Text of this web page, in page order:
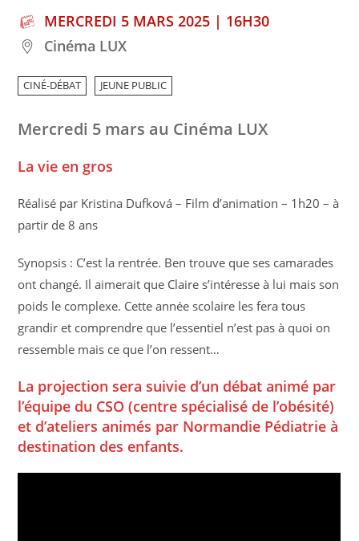
MERCREDI 5 MARS 2025 | 16H30
Cinéma LUX
CINÉ-DÉBAT JEUNE PUBLIC
Mercredi 5 mars au Cinéma LUX
La vie en gros
Réalisé par Kristina Dufková – Film d’animation – 1h20 – à
partir de 8 ans
Synopsis : C’est la rentrée. Ben trouve que ses camarades
ont changé. Il aimerait que Claire s’intéresse à lui mais son
poids le complexe. Cette année scolaire les fera tous
grandir et comprendre que l’essentiel n’est pas à quoi on
ressemble mais ce que l’on ressent…
La projection sera suivie d’un débat animé par
l’équipe du CSO (centre spécialisé de l’obésité)
et d’ateliers animés par Normandie Pédiatrie à
destination des enfants.